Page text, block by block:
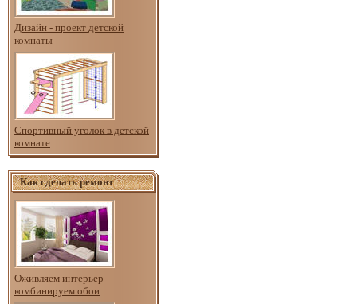
Дизайн - проект детской
комнаты
Спортивный уголок в детской
комнате
Как сделать ремонт
Оживляем интерьер –
комбинируем обои